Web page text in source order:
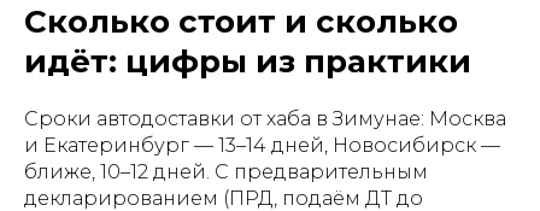
Сколько стоит и сколько
идёт: цифры из практики
Сроки автодоставки от хаба в Зимунае: Москва
и Екатеринбург — 13–14 дней, Новосибирск —
ближе, 10–12 дней. С предварительным
декларированием (ПРД, подаём ДТ до